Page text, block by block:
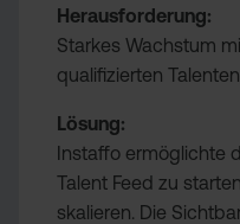
Herausforderung:
Starkes Wachstum
qualifizierten
Lösung:
Instaffo ermöglichte
Talent Feed zu
skalieren. Die